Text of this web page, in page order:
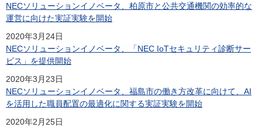
NECソリューションイノベータ、柏原市と公共交通機関の効率的な
運営に向けた実証実験を開始
2020年3月24日
NECソリューションイノベータ、「NEC IoTセキュリティ診断サー
ビス」を提供開始
2020年3月23日
NECソリューションイノベータ、福島市の働き方改革に向けて、AI
を活用した職員配置の最適化に関する実証実験を開始
2020年2月25日